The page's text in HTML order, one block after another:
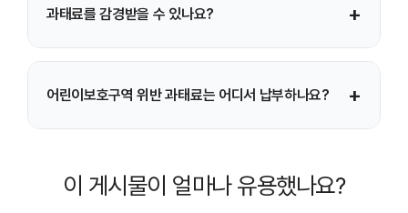
인정되면 공무원 출동 없이도 과태료가 부과될 수 있습니다.
과태료를 감경받을 수 있나요? +
경우가 일반적입니다. 단, 기한이 지나면 가산금이
어린이보호구역 위반 과태료는 어디서 납부하나요? +
기재된 납부 방법을 통해 온라인·방문 납부가 가능합니다.
이 게시물이 얼마나 유용했나요?